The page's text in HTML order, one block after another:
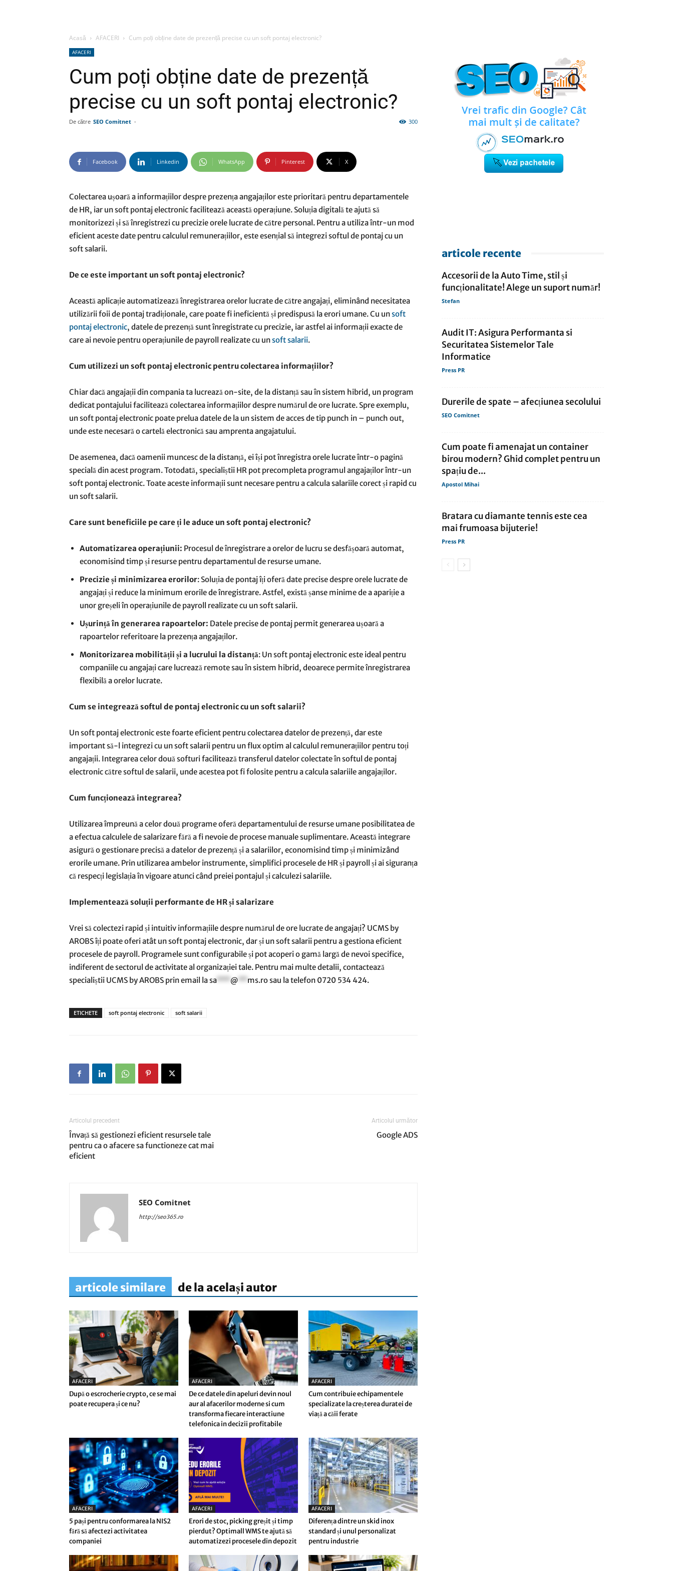
comunicate
presa
Acasă AFACERI Cum poți obține date de prezență precise cu un soft pontaj electronic?
AFACERI
Cum poți obține date de prezență
precise cu un soft pontaj electronic?
De către SEO Comitnet - 300
Facebook Linkedin WhatsApp Pinterest X
Colectarea ușoară a informațiilor despre prezența angajaților este prioritară pentru departamentele
de HR, iar un soft pontaj electronic facilitează această operațiune. Soluția digitală te ajută să
monitorizezi și să înregistrezi cu precizie orele lucrate de către personal. Pentru a utiliza într-un mod
eficient aceste date pentru calculul remunerațiilor, este esențial să integrezi softul de pontaj cu un
soft salarii.
De ce este important un soft pontaj electronic?
Această aplicație automatizează înregistrarea orelor lucrate de către angajați, eliminând necesitatea
utilizării foii de pontaj tradiționale, care poate fi ineficientă și predispusă la erori umane. Cu unsoft
pontaj electronic, datele de prezență sunt înregistrate cu precizie, iar astfel ai informații exacte de
care ai nevoie pentru operațiunile de payroll realizate cu unsoft salarii.
Cum utilizezi un soft pontaj electronic pentru colectarea informațiilor?
Chiar dacă angajații din compania ta lucrează on-site, de la distanță sau în sistem hibrid, un program
dedicat pontajului facilitează colectarea informațiilor despre numărul de ore lucrate. Spre exemplu,
un soft pontaj electronic poate prelua datele de la un sistem de acces de tip punch in – punch out,
unde este necesară o cartelă electronică sau amprenta angajatului.
De asemenea, dacă oamenii muncesc de la distanță, ei își pot înregistra orele lucrate într-o pagină
specială din acest program. Totodată, specialiștii HR pot precompleta programul angajaților într-un
soft pontaj electronic. Toate aceste informații sunt necesare pentru a calcula salariile corect și rapid cu
un soft salarii.
Care sunt beneficiile pe care ți le aduce un soft pontaj electronic?
Automatizarea operațiunii: Procesul de înregistrare a orelor de lucru se desfășoară automat,
economisind timp și resurse pentru departamentul de resurse umane.
Precizie și minimizarea erorilor: Soluția de pontaj îți oferă date precise despre orele lucrate de
angajați și reduce la minimum erorile de înregistrare. Astfel, există șanse minime de a apariție a
unor greșeli în operațiunile de payroll realizate cu un soft salarii.
Ușurință în generarea rapoartelor: Datele precise de pontaj permit generarea ușoară a
rapoartelor referitoare la prezența angajaților.
Monitorizarea mobilității și a lucrului la distanță: Un soft pontaj electronic este ideal pentru
companiile cu angajați care lucrează remote sau în sistem hibrid, deoarece permite înregistrarea
flexibilă a orelor lucrate.
Cum se integrează softul de pontaj electronic cu un soft salarii?
Un soft pontaj electronic este foarte eficient pentru colectarea datelor de prezență, dar este
important să-l integrezi cu un soft salarii pentru un flux optim al calculul remunerațiilor pentru toți
angajații. Integrarea celor două softuri facilitează transferul datelor colectate în softul de pontaj
electronic către softul de salarii, unde acestea pot fi folosite pentru a calcula salariile angajaților.
Cum funcționează integrarea?
Utilizarea împreună a celor două programe oferă departamentului de resurse umane posibilitatea de
a efectua calculele de salarizare fără a fi nevoie de procese manuale suplimentare. Această integrare
asigură o gestionare precisă a datelor de prezență și a salariilor, economisind timp și minimizând
erorile umane. Prin utilizarea ambelor instrumente, simplifici procesele de HR și payroll și ai siguranța
că respecți legislația în vigoare atunci când preiei pontajul și calculezi salariile.
Implementează soluții performante de HR și salarizare
Vrei să colectezi rapid și intuitiv informațiile despre numărul de ore lucrate de angajați? UCMS by
AROBS îți poate oferi atât un soft pontaj electronic, dar și un soft salarii pentru a gestiona eficient
procesele de payroll. Programele sunt configurabile și pot acoperi o gamă largă de nevoi specifice,
indiferent de sectorul de activitate al organizației tale. Pentru mai multe detalii, contactează
specialiștii UCMS by AROBS prin email lasa***@**ms.rosau la telefon 0720 534 424.
ETICHETE soft pontaj electronic soft salarii
Articolul precedent
Învață să gestionezi eficient resursele tale
pentru ca o afacere sa functioneze cat mai
eficient
Articolul următor
Google ADS
SEO Comitnet
http://seo365.ro
articole similare de la același autor
AFACERI
După o escrocherie crypto, ce se mai
poate recupera și ce nu?
AFACERI
De ce datele din apeluri devin noul
aur al afacerilor moderne si cum
transforma fiecare interactiune
telefonica in decizii profitabile
AFACERI
Cum contribuie echipamentele
specializate la creșterea duratei de
viață a căii ferate
AFACERI
5 pași pentru conformarea la NIS2
fără să afectezi activitatea
companiei
AFACERI
Erori de stoc, picking greșit și timp
pierdut? Optimall WMS te ajută să
automatizezi procesele din depozit
AFACERI
Diferența dintre un skid inox
standard și unul personalizat
pentru industrie
articole recente
Accesorii de la Auto Time, stil și
funcționalitate! Alege un suport număr!
Stefan
Audit IT: Asigura Performanta si
Securitatea Sistemelor Tale
Informatice
Press PR
Durerile de spate – afecțiunea secolului
SEO Comitnet
Cum poate fi amenajat un container
birou modern? Ghid complet pentru un
spațiu de...
Apostol Mihai
Bratara cu diamante tennis este cea
mai frumoasa bijuterie!
Press PR